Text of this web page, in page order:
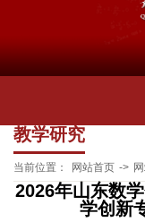
教学研究
当前位置： 网站首页 ->
2026年山东数
学创新